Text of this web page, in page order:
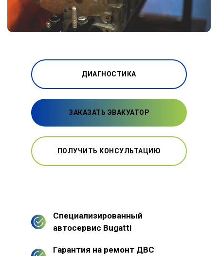
ДИАГНОСТИКА
ЗАКАЗАТЬ ЭВАКУАТОР
ПОЛУЧИТЬ КОНСУЛЬТАЦИЮ
Специализированный
автосервис Bugatti
Гарантия на ремонт ДВС